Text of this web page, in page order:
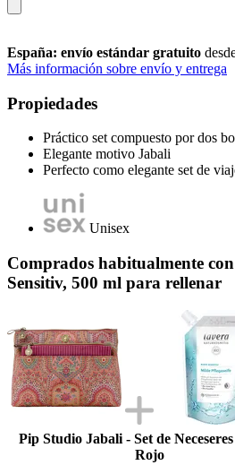
España: envío estándar gratuito
Más información sobre envío y entrega
Propiedades
Práctico set compuesto por dos
Elegante motivo Jabali
Perfecto como elegante set de
Unisex
Comprados habitualmente
Sensitiv, 500 ml para rellenar
Pip Studio Jabali - Set de
Rojo